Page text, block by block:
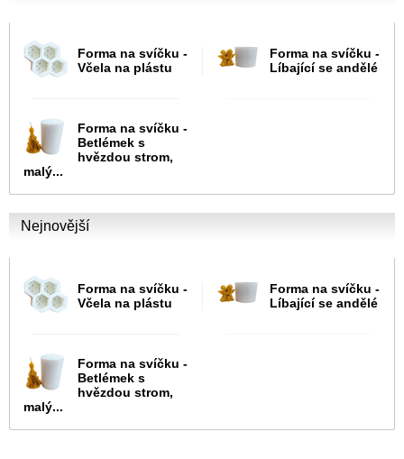
Forma na svíčku -
Včela na plástu
Forma na svíčku -
Líbající se andělé
Forma na svíčku -
Betlémek s
hvězdou strom,
malý...
Nejnovější
Forma na svíčku -
Včela na plástu
Forma na svíčku -
Líbající se andělé
Forma na svíčku -
Betlémek s
hvězdou strom,
malý...